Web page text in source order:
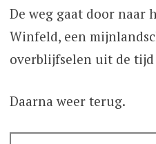
De weg gaat door naar
Winfeld, een
overblijfselen uit de
Daarna weer terug.